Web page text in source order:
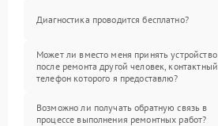
Диагностика проводится бесплатно?
Может ли вместо меня принять устройство
после ремонта другой человек, контактный
телефон которого я предоставлю?
Возможно ли получать обратную связь в
процессе выполнения ремонтных работ?